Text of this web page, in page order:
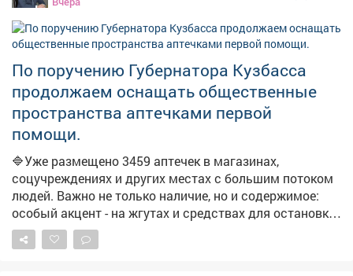
спрос удалось снять, очереди на заправках
сократились. Для дальнейшей стабилизации
налаживается координация между независимыми
сетями, производителями и логистическими
операторами. Власти фиксируют жалобы из
отдельных поселений на отсутствие топлива. Главам
поручено отслеживать каждый сигнал и оперативно
отрабатывать проблемные точки. В ближайшие дни
повысит долю работающих АЗС. Запас топлива для
уборочной кампании уже сформирован, утверждён
чёткий график поставок.
По поручению Губернатора Кузбасса
продолжаем оснащать общественные
пространства аптечками первой
помощи.
🔷Уже размещено 3459 аптечек в магазинах,
соцучреждениях и других местах с большим потоком
людей. Важно не только наличие, но и содержимое:
особый акцент - на жгутах и средствах для остановки
кровотечений. ➡️Параллельно продолжаем
мониторинг укрытий. На фото - укрытия в